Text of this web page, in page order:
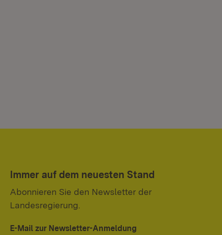
Immer auf dem neuesten Stand
Abonnieren Sie den Newsletter der
Landesregierung.
E-Mail zur Newsletter-Anmeldung